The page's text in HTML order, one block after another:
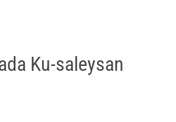
Ku-saleysan